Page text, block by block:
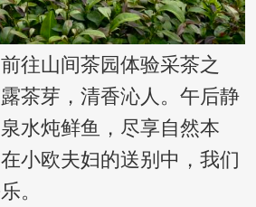
山间茶园体验采茶之
茶芽，清香沁人。午后静
水炖鲜鱼，尽享自然本
小欧夫妇的送别中，我们
。